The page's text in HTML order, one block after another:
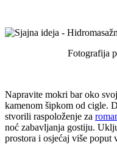
Fotografija
Napravite mokri bar oko
kamenom šipkom od cigle.
stvorili raspoloženje za
noć zabavljanja gostiju.
prostora i osjećaj više poput